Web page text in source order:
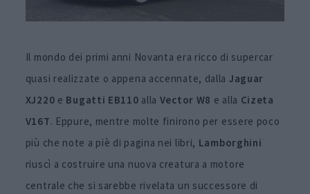
Il mondo dei primi anni Novanta era ricco di supercar
quasi realizzate o appena accennate, dalla Jaguar
XJ220 e Bugatti EB110 alla Vector W8 e alla Cizeta
V16T. Eppure, mentre molte finirono per essere poco
più che note a piè di pagina nei libri, Lamborghini
riuscì a costruire una nuova creatura a motore
centrale che si sarebbe rivelata un successore di